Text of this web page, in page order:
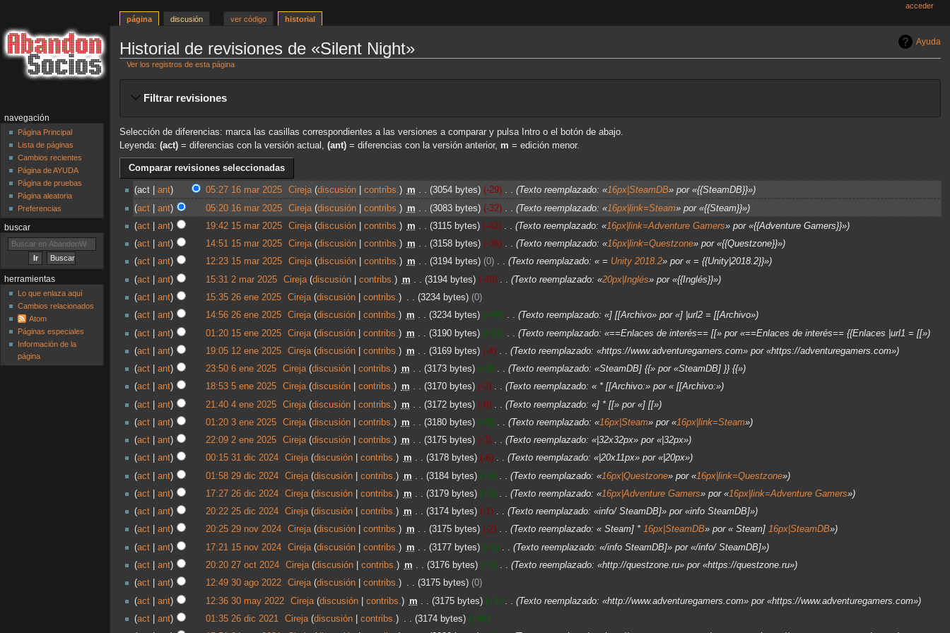
Ayuda
Historial de revisiones de «Silent Night»
Ver los registros de esta página
Filtrar revisiones
Selección de diferencias: marca las casillas correspondientes a las versiones a comparar y pulsa Intro o el botón de abajo.
Leyenda: (act)= diferencias con la versión actual, (ant)= diferencias con la versión anterior, m = edición menor.
act ant 05:27 16 mar 2025‎ Cireja discusión contribs. m 3054 bytes -29 ‎ Texto reemplazado: «16px|SteamDB» por «{{SteamDB}}»
act
ant 05:20 16 mar 2025‎ Cireja discusión contribs. m 3083 bytes -32 ‎ Texto reemplazado: «16px|link=Steam» por «{{Steam}}»
act
ant 19:42 15 mar 2025‎ Cireja discusión contribs. m 3115 bytes -43 ‎ Texto reemplazado: «16px|link=Adventure Gamers» por «{{Adventure Gamers}}»
act
ant 14:51 15 mar 2025‎ Cireja discusión contribs. m 3158 bytes -36 ‎ Texto reemplazado: «16px|link=Questzone» por «{{Questzone}}»
act
ant 12:23 15 mar 2025‎ Cireja discusión contribs. m 3194 bytes 0 ‎ Texto reemplazado: « = Unity 2018.2» por « = {{Unity|2018.2}}»
act
ant 15:31 2 mar 2025‎ Cireja discusión contribs. m 3194 bytes -40 ‎ Texto reemplazado: «20px|Inglés» por «{{Inglés}}»
act
ant 15:35 26 ene 2025‎ Cireja discusión contribs. 3234 bytes
0
act
ant 14:56 26 ene 2025‎ Cireja discusión contribs. m 3234 bytes +44 ‎
Texto reemplazado: «] [[Archivo» por «] |url2 = [[Archivo»
act
ant 01:20 15 ene 2025‎ Cireja discusión contribs. m 3190 bytes +21 ‎
Texto reemplazado: «==Enlaces de interés== [[» por «==Enlaces de interés== {{Enlaces |url1 = [[»
act
ant 19:05 12 ene 2025‎ Cireja discusión contribs. m 3169 bytes -4 ‎
Texto reemplazado: «https://www.adventuregamers.com» por «https://adventuregamers.com»
act
ant 23:50 6 ene 2025‎ Cireja discusión contribs. m 3173 bytes +3 ‎
Texto reemplazado: «SteamDB] {{» por «SteamDB] }} {{»
act
ant 18:53 5 ene 2025‎ Cireja discusión contribs. m 3170 bytes -2 ‎
Texto reemplazado: « * [[Archivo:» por « [[Archivo:»
act
ant 21:40 4 ene 2025‎ Cireja discusión contribs. m 3172 bytes -8 ‎
Texto reemplazado: «] * [[» por «] [[»
act
ant 01:20 3 ene 2025‎ Cireja discusión contribs. m 3180 bytes +5 ‎ Texto reemplazado: «16px|Steam» por «16px|link=Steam»
act
ant 22:09 2 ene 2025‎ Cireja discusión contribs. m 3175 bytes -3 ‎
Texto reemplazado: «|32x32px» por «|32px»
act
ant 00:15 31 dic 2024‎ Cireja discusión contribs. m 3178 bytes -6 ‎
Texto reemplazado: «|20x11px» por «|20px»
act
ant 01:58 29 dic 2024‎ Cireja discusión contribs. m 3184 bytes +5 ‎ Texto reemplazado: «16px|Questzone» por «16px|link=Questzone»
act
ant 17:27 26 dic 2024‎ Cireja discusión contribs. m 3179 bytes +5 ‎ Texto reemplazado: «16px|Adventure Gamers» por «16px|link=Adventure Gamers»
act
ant 20:22 25 dic 2024‎ Cireja discusión contribs. m 3174 bytes -1 ‎
Texto reemplazado: «info/ SteamDB]» por «info SteamDB]»
act
ant 20:25 29 nov 2024‎ Cireja discusión contribs. m 3175 bytes -2 ‎ Texto reemplazado: « Steam] * 16px|SteamDB» por « Steam] 16px|SteamDB»
act
ant 17:21 15 nov 2024‎ Cireja discusión contribs. m 3177 bytes +1 ‎
Texto reemplazado: «/info SteamDB]» por «/info/ SteamDB]»
act
ant 20:20 27 oct 2024‎ Cireja discusión contribs. m 3176 bytes +1 ‎
Texto reemplazado: «http://questzone.ru» por «https://questzone.ru»
act
ant 12:49 30 ago 2022‎ Cireja discusión contribs. 3175 bytes
0
act
ant 12:36 30 may 2022‎ Cireja discusión contribs. m 3175 bytes +1 ‎
Texto reemplazado: «http://www.adventuregamers.com» por «https://www.adventuregamers.com»
act
ant 01:35 26 dic 2021 Cireja discusión contribs. 3174 bytes
+94
página discusión ver código historial
acceder
navegación
Página Principal
Lista de páginas
Cambios recientes
Página de AYUDA
Página de pruebas
Página aleatoria
Preferencias
buscar
herramientas
Lo que enlaza aquí
Cambios relacionados
Atom
Páginas especiales
Información de la
página